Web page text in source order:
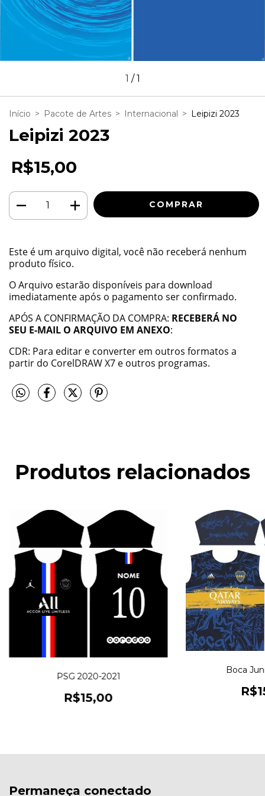
1 /1
Início > Pacote de Artes > Internacional > Leipizi 2023
Leipizi 2023
R$15,00
Este é um arquivo digital, você não receberá nenhum
produto físico.
O Arquivo estarão disponíveis para download
imediatamente após o pagamento ser confirmado.
APÓS A CONFIRMAÇÃO DA COMPRA: RECEBERÁ NO
SEU E-MAIL O ARQUIVO EM ANEXO:
CDR: Para editar e converter em outros formatos a
partir do CorelDRAW X7 e outros programas.
Produtos relacionados
PSG 2020-2021
R$15,00
Boca
Permaneça conectado